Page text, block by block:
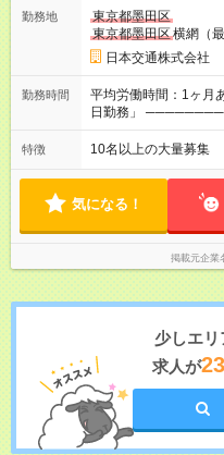
たします。 【入社1～3カ月目】月給40万円保証 【入社4～12カ
月目】月給35万円保
歩合＋賞与年3回 ※上
※「厚生労働省のタク
く」 ◆業界最高水準の歩合率で還元！ ───────────────
売上の62%が歩合や
も！ 【試用期間】試用期間あり 試用期間の長さ：3ヶ月 雇用形
態、給与は本採用時
用と同じです。
勤務地
東京都墨田区
東京都墨田区横網（
日本交通株式会社
勤務時間
平均労働時間：1ヶ月
日勤務」
りません。 ◆最も稼ぎやすい時間帯で勤務
───────────── シフト
7.5h ※残業は基本的にありません 平均
170時間30分 ◆週3～4
───────────── 働
ん。 ◆最も稼ぎやすい時間帯で勤務 ───────────── シフ
トは、15：00～翌10：00 ※月間労働時間170.5h ※1
15.5h（休憩3h） ※研
特徴 10名以上の大量募集
気になる！
掲載元企業
少しエリ
求人が